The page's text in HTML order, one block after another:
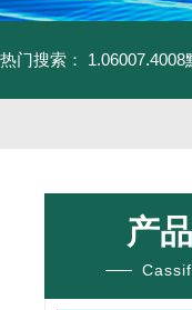
热门搜索：
产